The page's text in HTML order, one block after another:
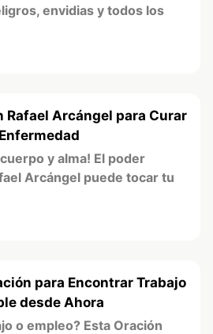
envidias y todos los
Rafael Arcángel para Curar
y alma! El poder
Arcángel puede tocar tu
para Encontrar Trabajo
desde Ahora
o empleo? Esta Oración